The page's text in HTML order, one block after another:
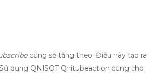
cũng sẽ tăng theo. Điều này tạo ra
dụng QNISOT Qnitubeaction cũng cho